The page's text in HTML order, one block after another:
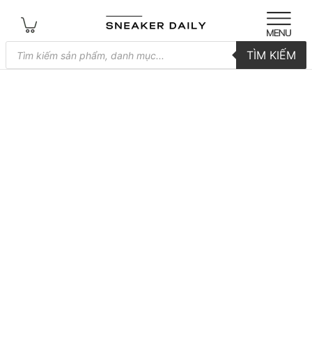
Tìm
kiếm
sản
TÌM KIẾM